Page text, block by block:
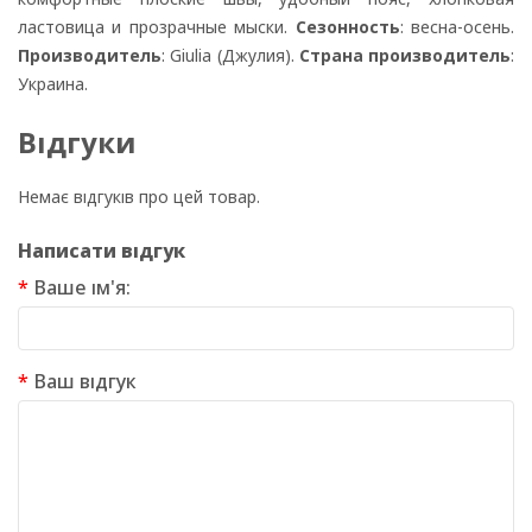
ластовица и прозрачные мыски. Сезонность: весна-осень.
Производитель: Giulia (Джулия). Страна производитель:
Украина.
Відгуки
Немає відгуків про цей товар.
Написати відгук
Ваше ім'я:
Ваш відгук